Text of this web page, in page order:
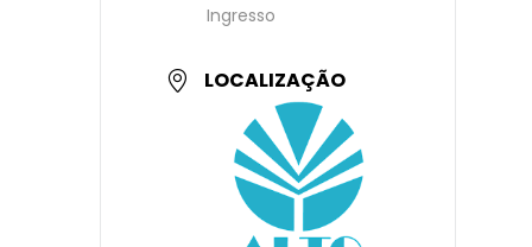
Ingresso
LOCALIZAÇÃO